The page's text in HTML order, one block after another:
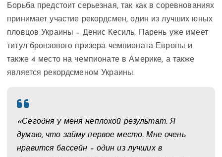
Борьба предстоит серьезная, так как в соревнованиях
принимает участие рекордсмен, один из лучших юных
пловцов Украины – Денис Кесиль. Парень уже имеет
титул бронзового призера чемпионата Европы и
также 4 место на чемпионате в Америке, а также
является рекордсменом Украины.
«Сегодня у меня неплохой результат. Я
думаю, что займу первое место. Мне очень
нравится бассейн – один из лучших в